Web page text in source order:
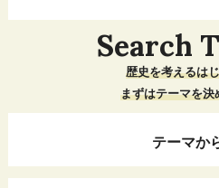
Search
歴史を考えるは
まずはテーマを決
テーマか